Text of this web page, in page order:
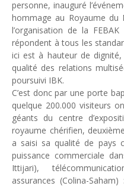
Unknown -Aug 07
Le cours de l'or au
Tsirisoa Edition-
Voaara
Tsirisoa Edition-
personne, inauguré
hommage au Royaume du
l’organisation de la
répondent à tous les
ici est à hauteur de
qualité des relations
poursuivi IBK.
C’est donc par une porte
quelque 200.000 visiteurs
géants du centre
royaume chérifien,
a saisi sa qualité de pays
puissance commerciale
Ittijari),
assurances (Colina-